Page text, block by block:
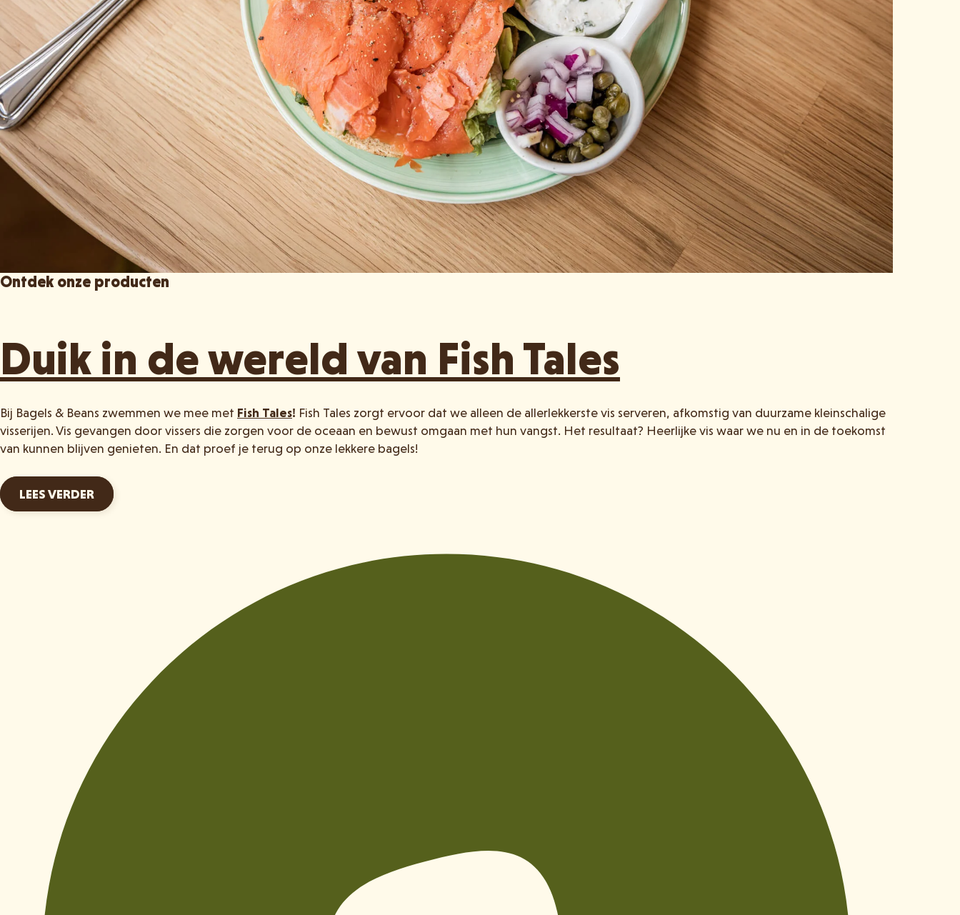
Ontdek onze producten
Duik in de wereld van Fish Tales
Bij Bagels & Beans zwemmen we mee met Fish Tales! Fish Tales zorgt ervoor dat we alleen de allerlekkerste vis serveren, afkomstig van duurzame kleinschalige
visserijen. Vis gevangen door vissers die zorgen voor de oceaan en bewust omgaan met hun vangst. Het resultaat? Heerlijke vis waar we nu en in de toekomst
van kunnen blijven genieten. En dat proef je terug op onze lekkere bagels!
LEES VERDER